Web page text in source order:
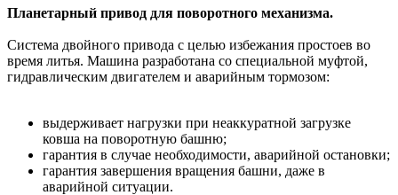
Планетарный привод для поворотного механизма.
Система двойного привода с целью избежания простоев во
время литья. Машина разработана со специальной муфтой,
гидравлическим двигателем и аварийным тормозом:
выдерживает нагрузки при неаккуратной загрузке
ковша на поворотную башню;
гарантия в случае необходимости, аварийной остановки;
гарантия завершения вращения башни, даже в
аварийной ситуации.